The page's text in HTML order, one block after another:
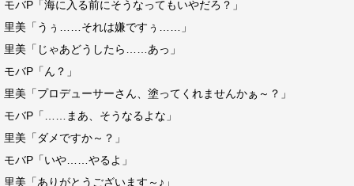
モバP「海に入る前にそうなってもいやだろ？」
里美「うぅ……それは嫌ですぅ……」
里美「じゃあどうしたら……あっ」
モバP「ん？」
里美「プロデューサーさん、塗ってくれませんかぁ～？」
モバP「……まあ、そうなるよな」
里美「ダメですか～？」
モバP「いや……やるよ」
里美「ありがとうございます～♪」